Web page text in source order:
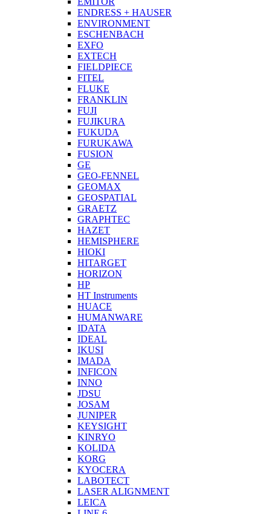
ENDRESS + HAUSER
ENVIRONMENT
ESCHENBACH
EXFO
EXTECH
FIELDPIECE
FITEL
FLUKE
FRANKLIN
FUJI
FUJIKURA
FUKUDA
FURUKAWA
FUSION
GE
GEO-FENNEL
GEOMAX
GEOSPATIAL
GRAETZ
GRAPHTEC
HAZET
HEMISPHERE
HIOKI
HITARGET
HORIZON
HP
HT Instruments
HUACE
HUMANWARE
IDATA
IDEAL
IKUSI
IMADA
INFICON
INNO
JDSU
JOSAM
JUNIPER
KEYSIGHT
KINRYO
KOLIDA
KORG
KYOCERA
LABOTECT
LASER ALIGNMENT
LEICA